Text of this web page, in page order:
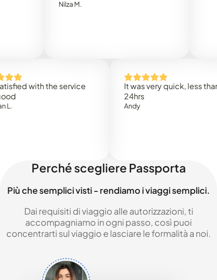
with the service
It was very quick, less than
Perché scegliere Passporta
Più che semplici visti - rendiamo i viaggi semplici.
Dai requisiti di viaggio alle autorizzazioni, ti
accompagniamo in ogni passo, così puoi
concentrarti sul viaggio e lasciare le formalità a noi.